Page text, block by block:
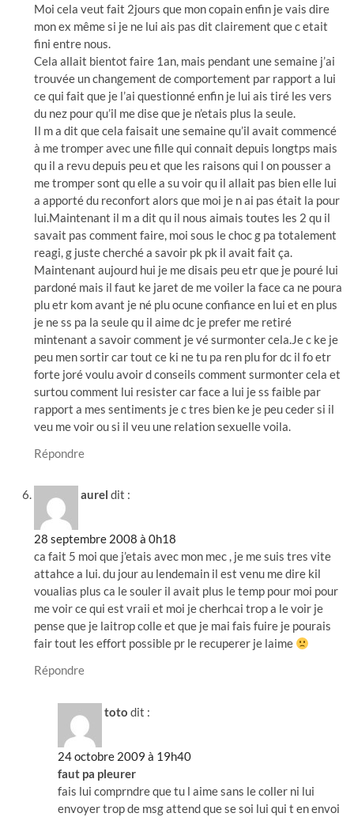
Moi cela veut fait 2jours que mon copain enfin je vais dire
mon ex même si je ne lui ais pas dit clairement que c etait
fini entre nous.
Cela allait bientot faire 1an, mais pendant une semaine j’ai
trouvée un changement de comportement par rapport a lui
ce qui fait que je l’ai questionné enfin je lui ais tiré les vers
du nez pour qu’il me dise que je n’etais plus la seule.
Il m a dit que cela faisait une semaine qu’il avait commencé
à me tromper avec une fille qui connait depuis longtps mais
qu il a revu depuis peu et que les raisons qui l on pousser a
me tromper sont qu elle a su voir qu il allait pas bien elle lui
a apporté du reconfort alors que moi je n ai pas était la pour
lui.Maintenant il m a dit qu il nous aimais toutes les 2 qu il
savait pas comment faire, moi sous le choc g pa totalement
reagi, g juste cherché a savoir pk pk il avait fait ça.
Maintenant aujourd hui je me disais peu etr que je pouré lui
pardoné mais il faut ke jaret de me voiler la face ca ne poura
plu etr kom avant je né plu ocune confiance en lui et en plus
je ne ss pa la seule qu il aime dc je prefer me retiré
mintenant a savoir comment je vé surmonter cela.Je c ke je
peu men sortir car tout ce ki ne tu pa ren plu for dc il fo etr
forte joré voulu avoir d conseils comment surmonter cela et
surtou comment lui resister car face a lui je ss faible par
rapport a mes sentiments je c tres bien ke je peu ceder si il
veu me voir ou si il veu une relation sexuelle voila.
Répondre
aurel dit :
28 septembre 2008 à 0h18
ca fait 5 moi que j’etais avec mon mec , je me suis tres vite
attahce a lui. du jour au lendemain il est venu me dire kil
voualias plus ca le souler il avait plus le temp pour moi pour
me voir ce qui est vraii et moi je cherhcai trop a le voir je
pense que je laitrop colle et que je mai fais fuire je pourais
fair tout les effort possible pr le recuperer je laime
Répondre
toto dit :
24 octobre 2009 à 19h40
faut pa pleurer
fais lui comprndre que tu l aime sans le coller ni lui
envoyer trop de msg attend que se soi lui qui t en envoi